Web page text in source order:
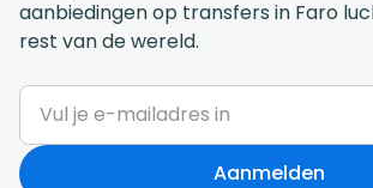
aanbiedingen op transfers in Faro
rest van de wereld.
Aanmelden